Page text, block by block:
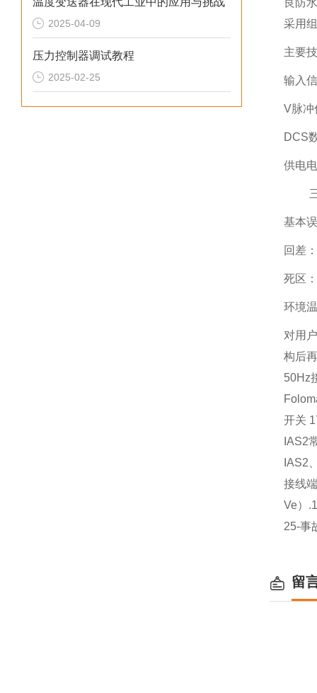
2025-04-09
压力控制器调试教程
2025-02-25
良防
采用
主要
输入
V脉冲
DCS
供电
三
基本
回差
死区
环境
对用
构后
50Hz
开关
IAS2
IAS2
接线
Ve）
25-事
留